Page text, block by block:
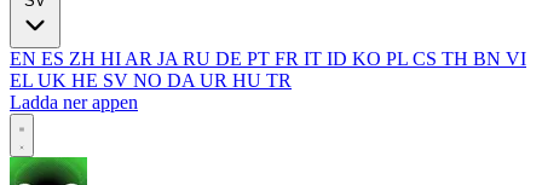
EN ES ZH HI AR JA RU DE PT FR IT ID KO PL CS TH BN VI
EL UK HE SV NO DA UR HU TR
Ladda ner appen